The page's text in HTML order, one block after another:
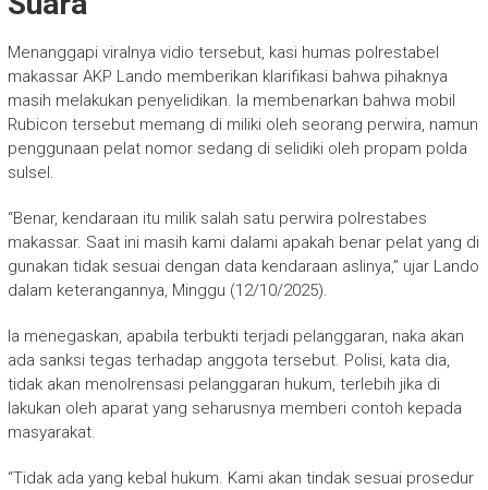
Menanggapi viralnya vidio tersebut, kasi humas polrestabel
makassar AKP Lando memberikan klarifikasi bahwa pihaknya
masih melakukan penyelidikan. Ia membenarkan bahwa mobil
Rubicon tersebut memang di miliki oleh seorang perwira, namun
penggunaan pelat nomor sedang di selidiki oleh propam polda
sulsel.
“Benar, kendaraan itu milik salah satu perwira polrestabes
makassar. Saat ini masih kami dalami apakah benar pelat yang di
gunakan tidak sesuai dengan data kendaraan aslinya,” ujar Lando
dalam keterangannya, Minggu (12/10/2025).
Ia menegaskan, apabila terbukti terjadi pelanggaran, naka akan
ada sanksi tegas terhadap anggota tersebut. Polisi, kata dia,
tidak akan menolrensasi pelanggaran hukum, terlebih jika di
lakukan oleh aparat yang seharusnya memberi contoh kepada
masyarakat.
“Tidak ada yang kebal hukum. Kami akan tindak sesuai prosedur